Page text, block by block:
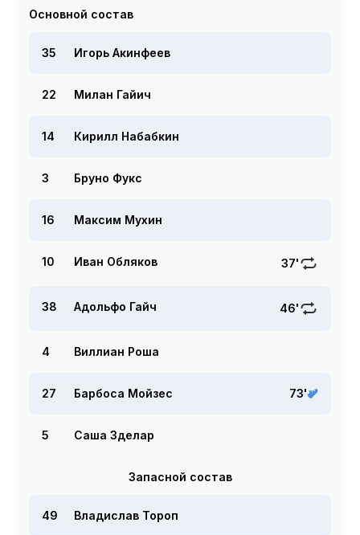
Основной состав
35 Игорь Акинфеев
22 Милан Гайич
14 Кирилл Набабкин
3 Бруно Фукс
16 Максим Мухин
10 Иван Обляков 37'
38 Адольфо Гайч 46'
4 Виллиан Роша
27 Барбоса Мойзес 73'
5 Саша Зделар
Запасной состав
49 Владислав Тороп